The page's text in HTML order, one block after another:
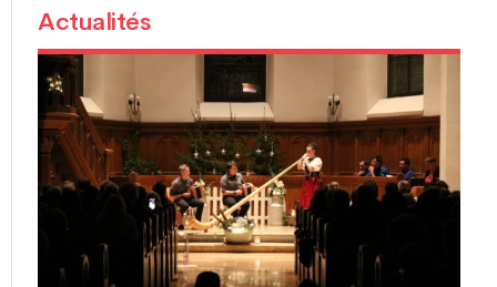
Actualités